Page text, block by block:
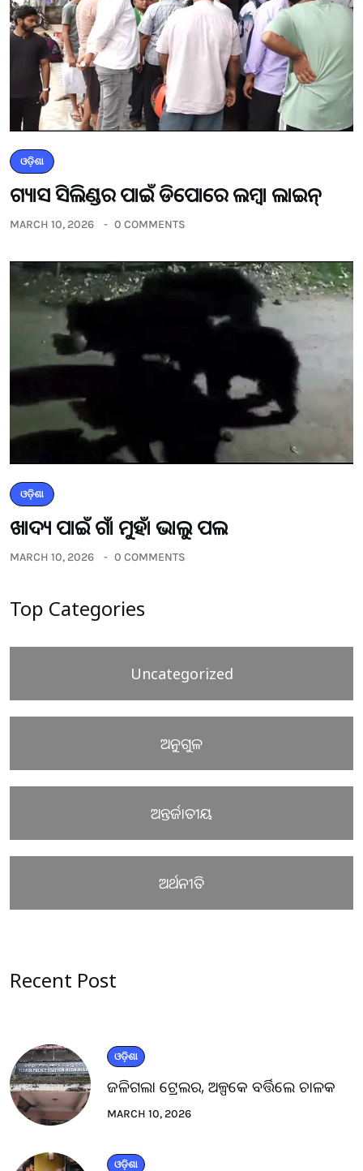
ଓଡ଼ିଶା
ଗ୍ୟାସ ସିଲିଣ୍ଡର ପାଇଁ ଡିପୋରେ ଲମ୍ବା ଲାଇନ୍
MARCH 10, 2026 0 COMMENTS
ଓଡ଼ିଶା
ଖାଦ୍ୟ ପାଇଁ ଗାଁ ମୁହାଁ ଭାଲୁ ପଲ
MARCH 10, 2026 0 COMMENTS
Top Categories
Uncategorized
ଅନୁଗୁଳ
ଅନ୍ତର୍ଜାତୀୟ
ଅର୍ଥନୀତି
Recent Post
ଓଡ଼ିଶା
ଜଳିଗଲା ଟ୍ରେଲର, ଅଳ୍ପକେ ବର୍ତ୍ତିଲେ ଚାଳକ
MARCH 10, 2026
ଓଡ଼ିଶା